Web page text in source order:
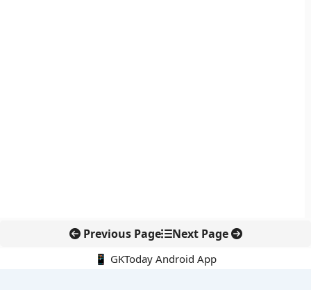
Previous Page Next Page
📱 GKToday Android App